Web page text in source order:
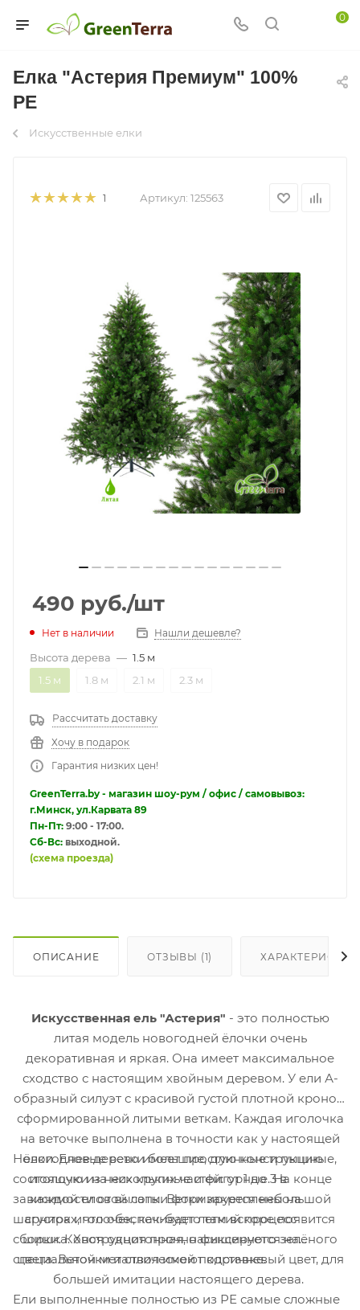
0
Елка "Астерия Премиум" 100%
РЕ
Искусственные елки
1 Артикул: 125563
490 руб./шт
Нет в наличии Нашли дешевле?
Высота дерева — 1.5 м
1.5 м
1.8 м 2.1 м 2.3 м
Рассчитать доставку
Хочу в подарок
Гарантия низких цен!
GreenTerra.by - магазин шоу-рум / офис / самовывоз:
г.Минск, ул.Карвата 89
Пн-Пт: 9:00 - 17:00.
Сб-Вс: выходной.
(схема проезда)
ОПИСАНИЕ ОТЗЫВЫ (1)
Искусственная ель "Астерия" - это полностью
литая модель новогодней ёлочки очень
декоративная и яркая. Она имеет максимальное
сходство с настоящим хвойным деревом. У ели А-
образный силуэт с красивой густой плотной кроной,
сформированной литыми веткам. Каждая иголочка
на веточке выполнена в точности как у настоящей
ёлки. Еловые ветки большие, длинные и пышные,
иголочки на них крупные и фигурные. На конце
каждой еловой лапки формируется небольшой
сгусток иголочек, как-будто там вскоре появится
шишка. Хвоя однотонная, насыщенного зелёного
цвета. Веточки и ствол имеют коричневый цвет, для
большей имитации настоящего дерева.
Новогоднее дерево имеет простую конструкцию
состоящую из нескольких частей: от 1 до 3 в
зависимости от высоты. Ветки закреплены на
шарнирах, что обеспечивает легкий процесс
сборки. Конструкция прочно фиксируется на
специальной металлической подставке.
Ели выполненные полностью из РЕ самые сложные